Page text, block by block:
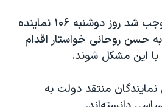
آلودگی هوا همچنین موجب شد روز دوشنبه ۱۰۶ نماینده
حسن روحانی خواستار اقدام
با این مشکل شوند.
منتقد دولت به